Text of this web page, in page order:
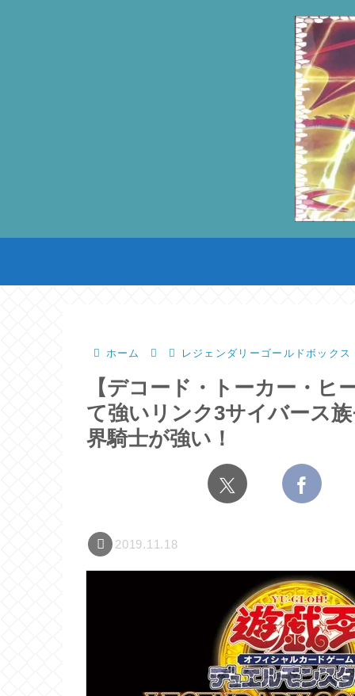
ホーム レジェンダリーゴールドボックス
【デコード・トーカー・ヒ
て強いリンク3サイバース
界騎士が強い！
2019.11.18